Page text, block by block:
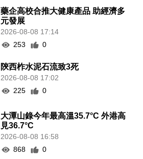
藥企高校合推大健康產品 助經濟多
元發展
2026-08-08 17:14
253
0
陝西柞水泥石流致3死
2026-08-08 17:02
225
0
大潭山錄今年最高溫35.7°C 外港高
見36.7°C
2026-08-08 16:58
868
0